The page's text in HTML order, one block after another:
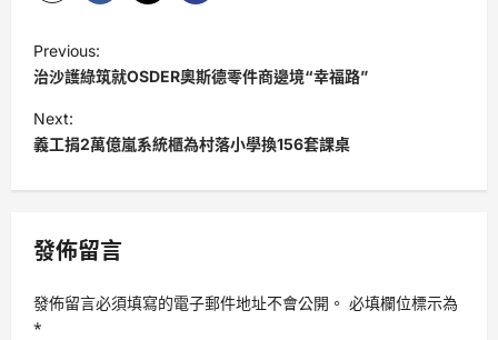
o
s
t
v
g
Previous:
治沙護綠筑就OSDER奧斯德零件商邊境“幸福路”
Next:
義工捐2萬億嵐系統櫃為村落小學換156套課桌
發佈留言
發佈留言必須填寫的電子郵件地址不會公開。 必填欄位標示為
*